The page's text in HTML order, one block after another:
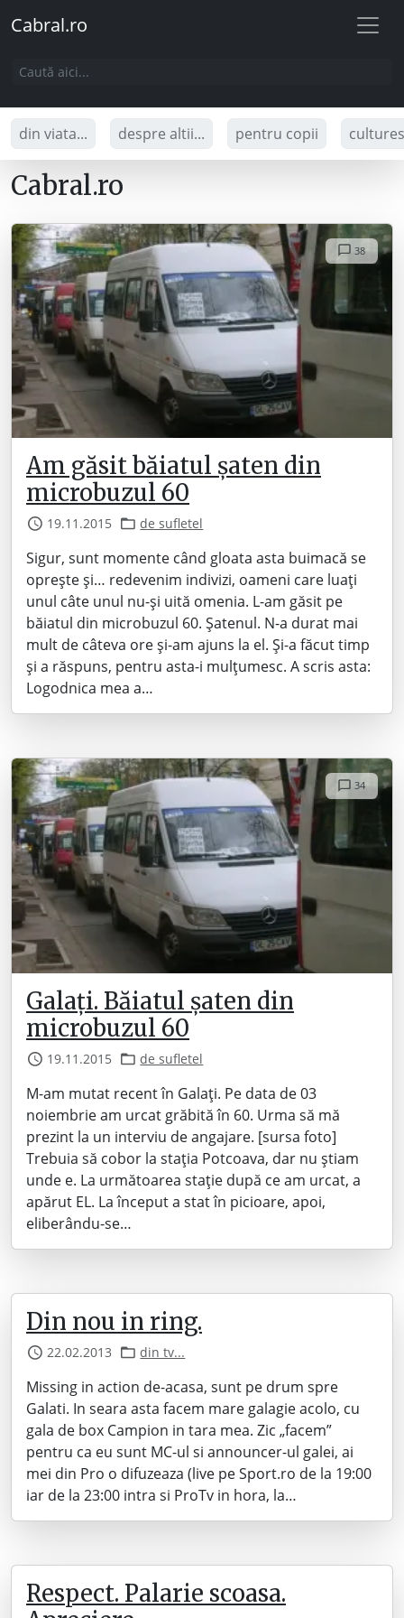
Cabral.ro
din viata... despre altii... pentru copii
Cabral.ro
38
Am găsit băiatul șaten din
microbuzul 60
19.11.2015 de sufletel
Sigur, sunt momente când gloata asta buimacă se
oprește și… redevenim indivizi, oameni care luați
unul câte unul nu-și uită omenia. L-am găsit pe
băiatul din microbuzul 60. Șatenul. N-a durat mai
mult de câteva ore și-am ajuns la el. Și-a făcut timp
și a răspuns, pentru asta-i mulțumesc. A scris asta:
Logodnica mea a…
34
Galați. Băiatul șaten din
microbuzul 60
19.11.2015 de sufletel
M-am mutat recent în Galați. Pe data de 03
noiembrie am urcat grăbită în 60. Urma să mă
prezint la un interviu de angajare. [sursa foto]
Trebuia să cobor la stația Potcoava, dar nu știam
unde e. La următoarea stație după ce am urcat, a
apărut EL. La început a stat în picioare, apoi,
eliberându-se…
Din nou in ring.
22.02.2013 din tv...
Missing in action de-acasa, sunt pe drum spre
Galati. In seara asta facem mare galagie acolo, cu
gala de box Campion in tara mea. Zic „facem”
pentru ca eu sunt MC-ul si announcer-ul galei, ai
mei din Pro o difuzeaza (live pe Sport.ro de la 19:00
iar de la 23:00 intra si ProTv in hora, la…
Respect. Palarie scoasa.